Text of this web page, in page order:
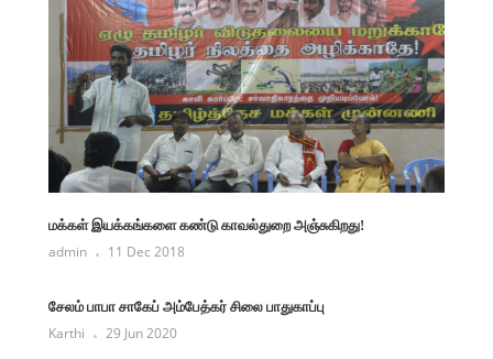
மக்கள் இயக்கங்களை கண்டு காவல்துறை அஞ்சுகிறது!
admin 11 Dec 2018
சேலம் பாபா சாகேப் அம்பேத்கர் சிலை பாதுகாப்பு
Karthi 29 Jun 2020